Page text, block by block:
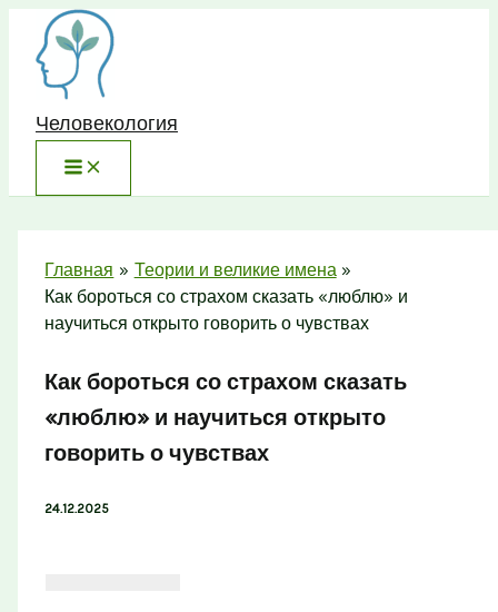
Перейти
содержимому
Человекология
Главная
Теории и великие имена
Как бороться со страхом сказать «люблю» и
научиться открыто говорить о чувствах
Как бороться со страхом сказать
«люблю» и научиться открыто
говорить о чувствах
24.12.2025